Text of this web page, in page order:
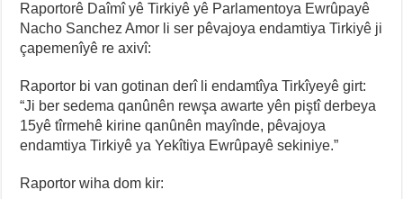
Raportorê Daîmî yê Tirkiyê yê Parlamentoya Ewrûpayê
Nacho Sanchez Amor li ser pêvajoya endamtiya Tirkiyê ji
çapemenîyê re axivî:
Raportor bi van gotinan derî li endamtîya Tirkîyeyê girt:
“Ji ber sedema qanûnên rewşa awarte yên piştî derbeya
15yê tîrmehê kirine qanûnên mayînde, pêvajoya
endamtiya Tirkiyê ya Yekîtiya Ewrûpayê sekiniye.”
Raportor wiha dom kir: